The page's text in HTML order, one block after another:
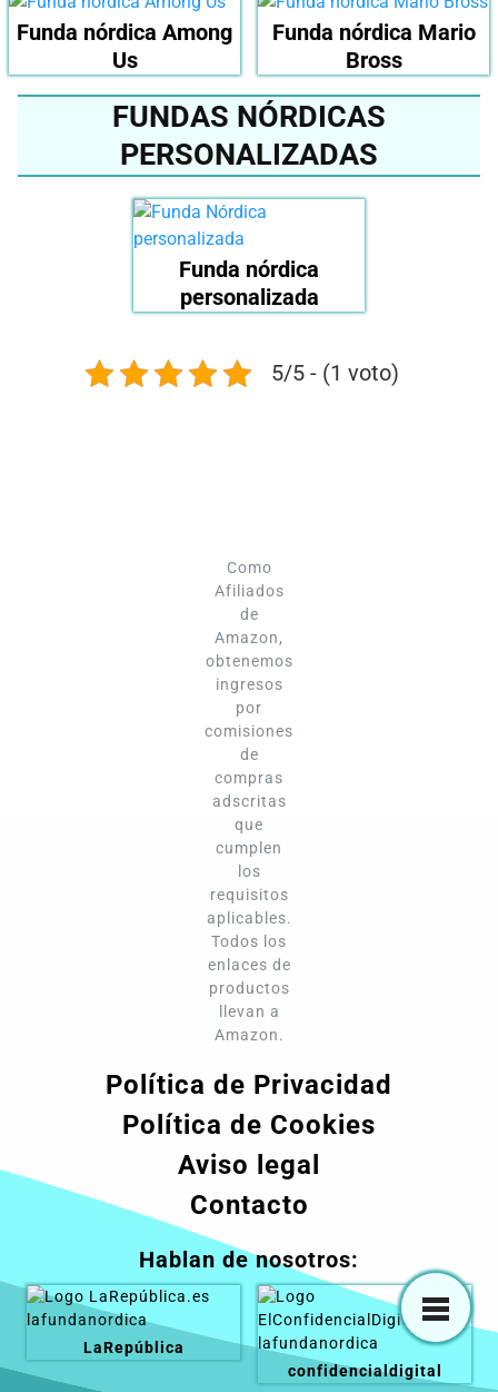
Funda nórdica Among
Us
Funda nórdica Mario
Bross
FUNDAS NÓRDICAS
PERSONALIZADAS
Funda nórdica
personalizada
5/5 - (1 voto)
Como
Afiliados
de
Amazon,
obtenemos
ingresos
por
comisiones
de
compras
adscritas
que
cumplen
los
requisitos
aplicables.
Todos los
enlaces de
productos
llevan a
Amazon.
Política de Privacidad
Política de Cookies
Aviso legal
Contacto
Hablan de nosotros:
LaRepública
confidencialdigital